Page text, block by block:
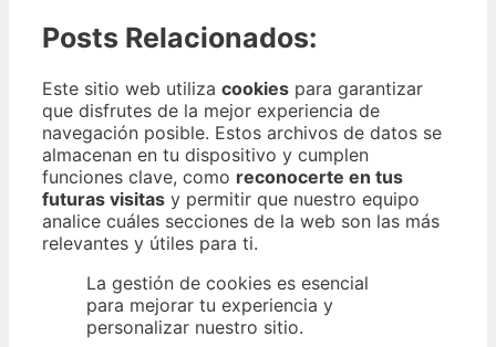
Posts Relacionados:
Este sitio web utiliza cookies para garantizar
que disfrutes de la mejor experiencia de
navegación posible. Estos archivos de datos se
almacenan en tu dispositivo y cumplen
funciones clave, como reconocerte en tus
futuras visitas y permitir que nuestro equipo
analice cuáles secciones de la web son las más
relevantes y útiles para ti.
La gestión de cookies es esencial
para mejorar tu experiencia y
personalizar nuestro sitio.